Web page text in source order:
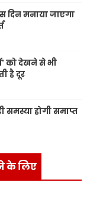
दिन मनाया जाएगा
को देखने से भी
है दूर
समस्या होगी समाप्त
के लिए